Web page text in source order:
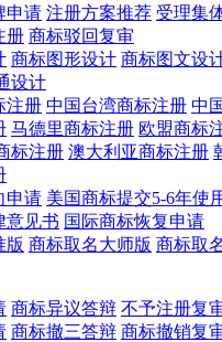
申请 注册方案推荐 受理集
册 商标驳回复审
商标图形设计 商标图文设
设计
注册 中国台湾商标注册 中
马德里商标注册 欧盟商标
标注册 澳大利亚商标注册
申请 美国商标提交5-6年使
意见书 国际商标恢复申请
版 商标取名大师版 商标取
商标异议答辩 不予注册复
商标撤三答辩 商标撤销复